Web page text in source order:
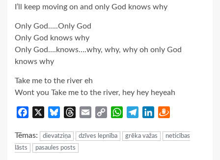
I’ll keep moving on and only God knows why
Only God…..Only God
Only God knows why
Only God….knows….why, why, why oh only God
knows why
Take me to the river eh
Wont you Take me to the river, hey hey heyeah
Facebook BlueskyThreads
Email
Copy
WhatsApp
TelegramLinkedIn
Tēmas: dievatziņa dzīves lepnība grēka važas
neticības
lāsts
pasaules posts